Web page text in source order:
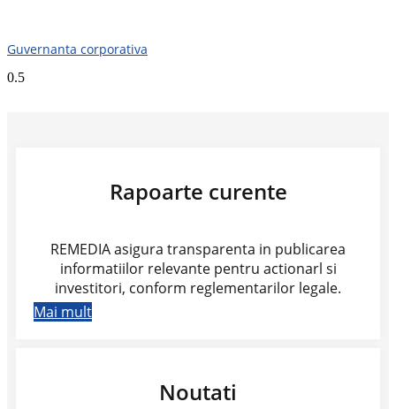
Guvernanta corporativa
Rapoarte curente
REMEDIA asigura transparenta in publicarea
informatiilor relevante pentru actionarl si
investitori, conform reglementarilor legale.
Mai mult
Noutati